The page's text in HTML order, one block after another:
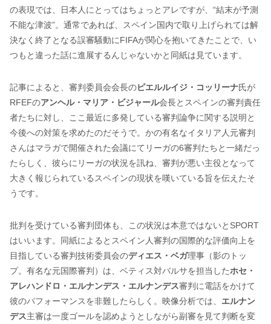
の表現では、日本人にとってはちょっとアレですが、“結末が予測
不能な津波”。通常であれば、スペイン国内で取り上げられては解
決なく終了となる誤審騒動にFIFAが関心を抱いてきたことで、い
つもと違った話に進展するんじゃないかと同紙は見ています。
記事によると、審判委員会会長のピエルルイジ・コッリーナ氏が
RFEFのアンヘル・マリア・ビジャール会長とスペインの審判責任
者たちに対し、ここ最近に多発している審判論争に関する説明と
今後への対策を求めたのだそうで。かの有名なイタリア人元審判
さんはマラガで開催された会議にてリーガの6審判たちと一緒だっ
たらしく、彼らにリーガの状況を訊ね、審判が悪い主役となって
大きく報じられているスペインの現状を嘆いている旨を伝えたそ
うです。
批判を受けている審判団体も、この状況は本意ではないとSPORT
はいいます。同紙によるとスペイン人審判の国際的な評価向上を
目指している審判技術委員会のディエス・ベガ理事（影のトッ
プ。有名な元国際審判）は、ベティス対バルサを担当したホセ・
アレハンドロ・エルナンデス・エルナンデス審判に電話をかけて
彼のパフォーマンスを非難したらしく。映像分析では、 エルナン
デス主審は一度ゴールを認めようとしながら副審を見て判断を変